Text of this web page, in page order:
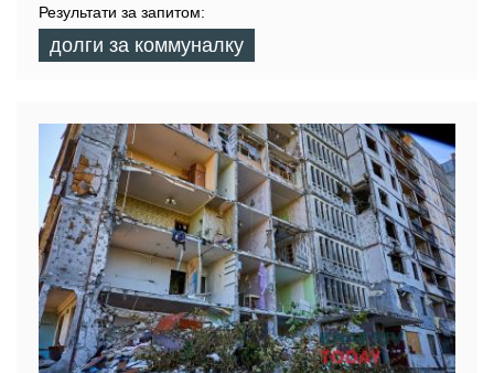
Результати за запитом:
долги за коммуналку